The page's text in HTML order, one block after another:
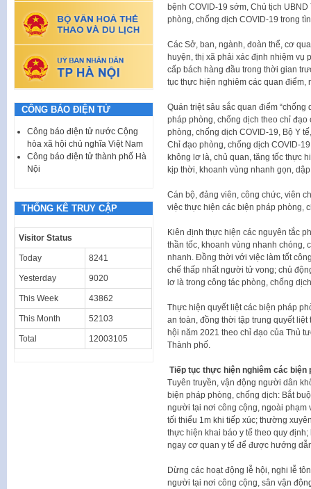
bệnh COVID-19 sớm, Chủ tịch
phòng, chống dịch COVID-19 trong
Các Sở, ban, ngành, đoàn thể, cơ
huyện, thị xã phải xác định nhiệm vụ
cấp bách hàng đầu trong thời gian
tục thực hiện nghiêm các quan điểm,
Quán triệt sâu sắc quan điểm
pháp phòng, chống dịch theo chỉ
phòng, chống dịch COVID-19, Bộ Y
Chỉ đạo phòng, chống dịch COVID-
không lơ là, chủ quan, tăng tốc thực
kịp thời, khoanh vùng nhanh gọn,
Cán bộ, đảng viên, công chức, viên
việc thực hiện các biện pháp phòng,
Kiên định thực hiện các nguyên tắc
thần tốc, khoanh vùng nhanh chóng,
nhanh. Đồng thời với việc làm tốt
chế thấp nhất người tử vong; chủ
lơ là trong công tác phòng, chống
Thực hiện quyết liệt các biện pháp
an toàn, đồng thời tập trung quyết
hội năm 2021 theo chỉ đạo của Thủ
Thành phố.
Tiếp tục thực hiện nghiêm các biện
Tuyên truyền, vận động người dân
biện pháp phòng, chống dịch: Bắt
người tại nơi công cộng, ngoài phạm
tối thiểu 1m khi tiếp xúc; thường
thực hiện khai báo y tế theo quy
ngay cơ quan y tế để được hướng
Dừng các hoạt động lễ hội, nghi lễ
người tại nơi công cộng, sân vận
CÔNG BÁO ĐIỆN TỬ
Công báo điện tử nước Cộng
hòa xã hội chủ nghĩa Việt Nam
Công báo điện tử thành phố Hà
Nội
THỐNG KÊ TRUY CẬP
Visitor Status
Today 8241
Yesterday 9020
This Week 43862
This Month 52103
Total 12003105